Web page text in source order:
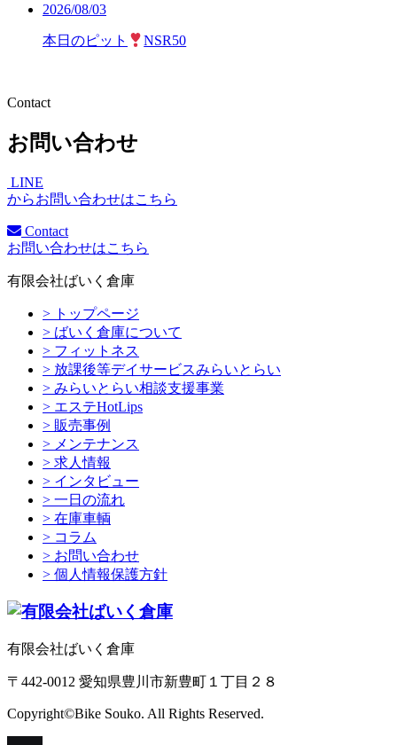
2026/08/03
本日のピット NSR50
Contact
お問い合わせ
LINE
からお問い合わせはこちら
Contact
お問い合わせはこちら
有限会社ばいく倉庫
> トップページ
> ばいく倉庫について
> フィットネス
> 放課後等デイサービスみらいとらい
> みらいとらい相談支援事業
> エステHotLips
> 販売事例
> メンテナンス
> 求人情報
> インタビュー
> 一日の流れ
> 在庫車輌
> コラム
> お問い合わせ
> 個人情報保護方針
有限会社ばいく倉庫
〒442-0012 愛知県豊川市新豊町１丁目２８
Copyright©Bike Souko. All Rights Reserved.